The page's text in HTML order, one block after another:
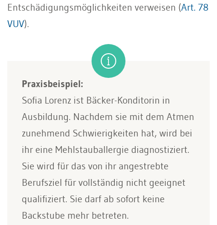
Entschädigungsmöglichkeiten verweisen (Art. 78
VUV).
Praxisbeispiel:
Sofia Lorenz ist Bäcker-Konditorin in
Ausbildung. Nachdem sie mit dem Atmen
zunehmend Schwierigkeiten hat, wird bei
ihr eine Mehlstauballergie diagnostiziert.
Sie wird für das von ihr angestrebte
Berufsziel für vollständig nicht geeignet
qualifiziert. Sie darf ab sofort keine
Backstube mehr betreten.